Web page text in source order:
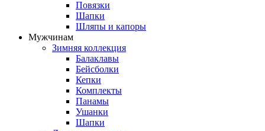
Повязки
Шапки
Шляпы и капоры
Мужчинам
Зимняя коллекция
Балаклавы
Бейсболки
Кепки
Комплекты
Панамы
Ушанки
Шапки